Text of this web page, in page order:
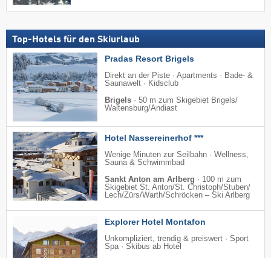
Top-Hotels für den Skiurlaub
Pradas Resort Brigels
Direkt an der Piste · Apartments · Bade- &
Saunawelt · Kidsclub
Brigels · 50 m zum Skigebiet Brigels/​
Waltensburg/​Andiast
Hotel Nassereinerhof ***
Wenige Minuten zur Seilbahn · Wellness,
Sauna & Schwimmbad
Sankt Anton am Arlberg · 100 m zum
Skigebiet St. Anton/​St. Christoph/​Stuben/​
Lech/​Zürs/​Warth/​Schröcken – Ski Arlberg
Explorer Hotel Montafon
Unkompliziert, trendig & preiswert · Sport
Spa · Skibus ab Hotel